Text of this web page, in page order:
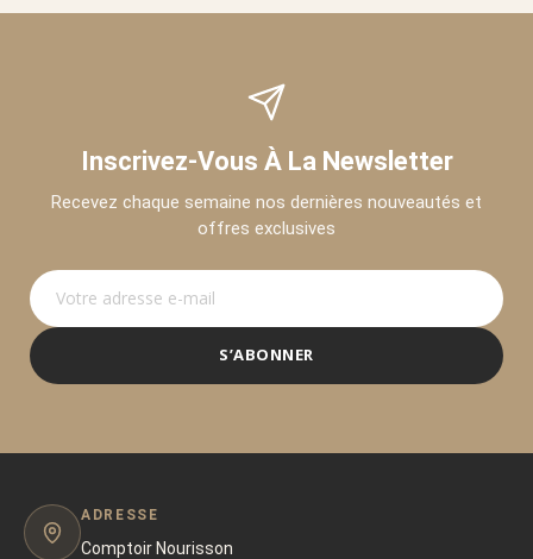
Inscrivez-Vous À La Newsletter
Recevez chaque semaine nos dernières nouveautés et
offres exclusives
S’ABONNER
ADRESSE
Comptoir Nourisson